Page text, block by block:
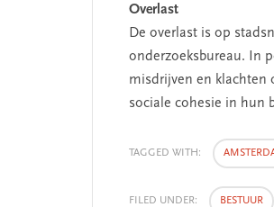
Overlast
De overlast is op
onderzoeksbureau. In
misdrijven en klachten
sociale cohesie in hun
TAGGED WITH:
FILED UNDER: BESTUUR